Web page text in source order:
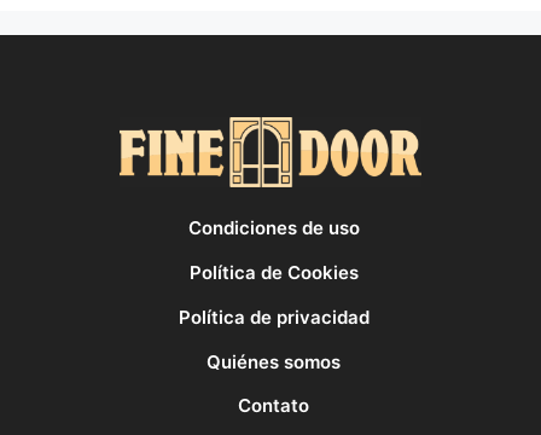
Condiciones de uso
Política de Cookies
Política de privacidad
Quiénes somos
Contato